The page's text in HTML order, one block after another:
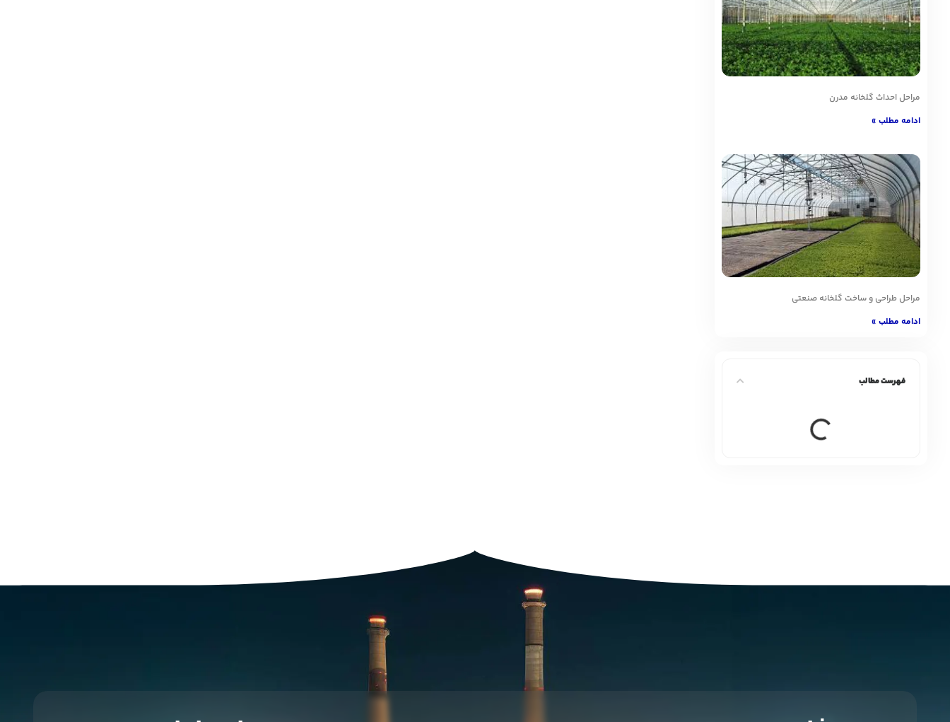
مراحل احداث گلخانه مدرن
ادامه مطلب »
مراحل طراحی و ساخت گلخانه صنعتی
ادامه مطلب »
فهرست مطالب